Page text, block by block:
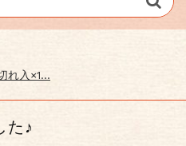
れ入×1...
♪